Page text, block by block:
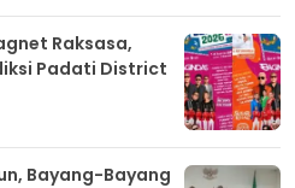
Raksasa,
Padati District
Bayang-Bayang